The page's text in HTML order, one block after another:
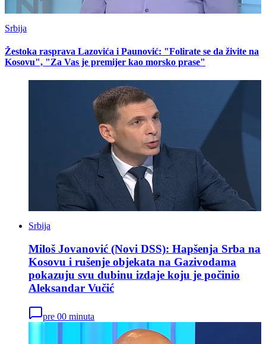
Srbija
Žestoka rasprava Lazovića i Paunović: "Folirate se da živite na
Kosovu", "Za Vas je premijer kao morsko prase"
Srbija
Miloš Jovanović (Novi DSS): Hapšenja Srba na
Kosovu i rušenje objekata na Gazivodama
pokazuju svu dubinu izdaje koju je počinio
Aleksandar Vučić
pre 00 minuta